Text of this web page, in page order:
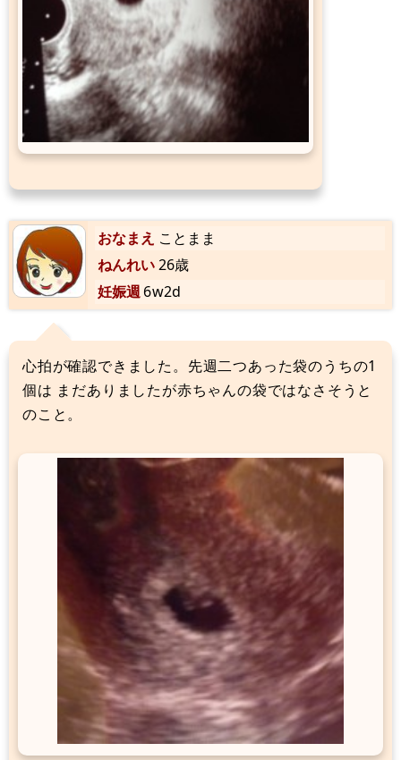
おなまえ ことまま
ねんれい26歳
妊娠週6w2d
心拍が確認できました。先週二つあった袋のうちの1
個は まだありましたが赤ちゃんの袋ではなさそうと
のこと。